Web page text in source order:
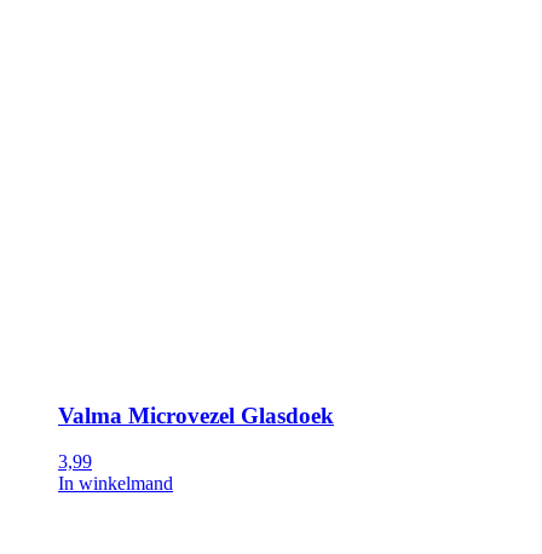
Valma Microvezel Glasdoek
3,99
In winkelmand